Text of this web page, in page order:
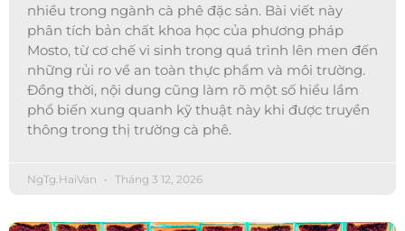
nhiều trong ngành cà phê đặc sản. Bài viết này
phân tích bản chất khoa học của phương pháp
Mosto, từ cơ chế vi sinh trong quá trình lên men đến
những rủi ro về an toàn thực phẩm và môi trường.
Đồng thời, nội dung cũng làm rõ một số hiểu lầm
phổ biến xung quanh kỹ thuật này khi được truyền
thông trong thị trường cà phê.
NgTg.HaiVan Tháng 3 12, 2026